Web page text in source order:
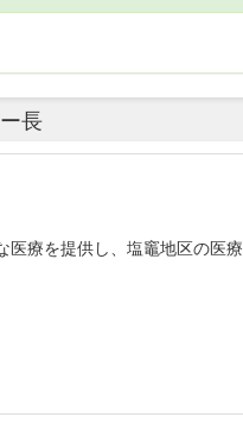
長
医療を提供し、塩竈地区の医療